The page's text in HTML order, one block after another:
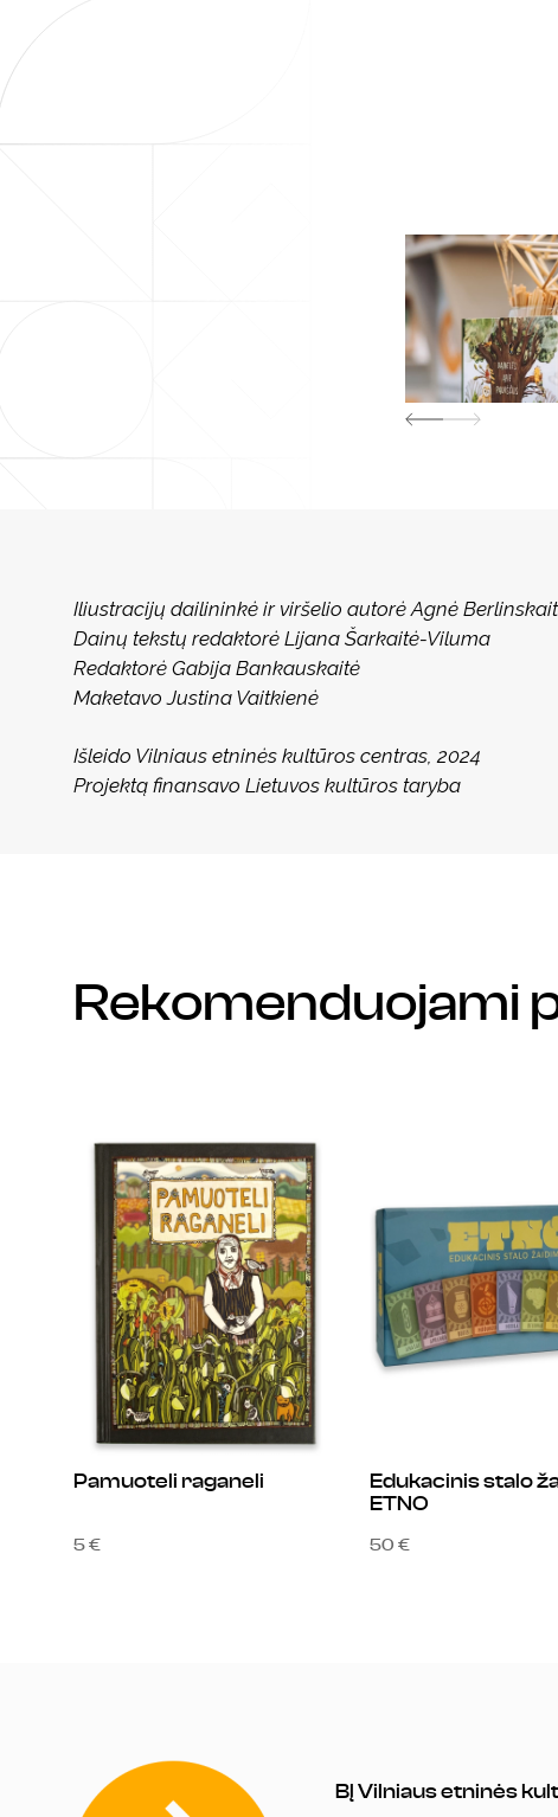
Iliustracijų dailininkė ir viršelio autorė Agnė
Dainų tekstų redaktorė Lijana Šarkaitė-Viluma
Redaktorė Gabija Bankauskaitė
Maketavo Justina Vaitkienė
Išleido Vilniaus etninės kultūros centras, 2024
Projektą finansavo Lietuvos kultūros taryba
Rekomenduojami
Pamuoteli raganeli
5 €
Edukacinis stalo
ETNO
50 €
BĮ Vilniaus etninės